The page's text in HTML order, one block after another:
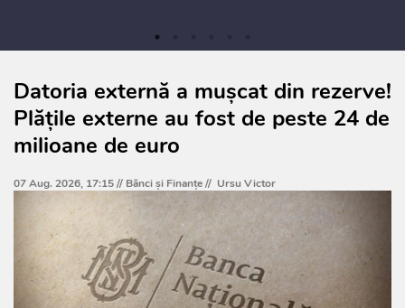
Datoria externă a mușcat din rezerve!
Plățile externe au fost de peste 24 de
milioane de euro
07 Aug. 2026, 17:15 // Bănci şi Finanţe// Ursu Victor